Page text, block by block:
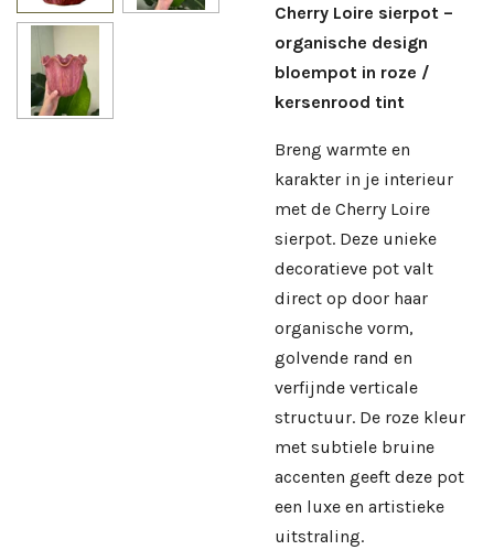
Cherry Loire sierpot –
organische design
bloempot in roze /
kersenrood tint
Breng warmte en
karakter in je interieur
met de Cherry Loire
sierpot. Deze unieke
decoratieve pot valt
direct op door haar
organische vorm,
golvende rand en
verfijnde verticale
structuur. De roze kleur
met subtiele bruine
accenten geeft deze pot
een luxe en artistieke
uitstraling.